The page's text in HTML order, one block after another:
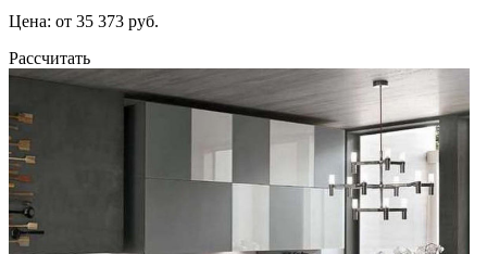
Цена: от 35 373 руб.
Рассчитать